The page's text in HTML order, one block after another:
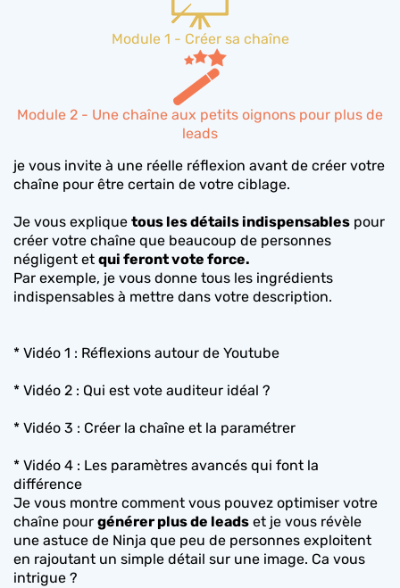
Module 1 - Créer sa chaîne
Module 2 - Une chaîne aux petits oignons pour plus de
leads
je vous invite à une réelle réflexion avant de créer votre
chaîne pour être certain de votre ciblage.
Je vous explique tous les détails indispensables pour
créer votre chaîne que beaucoup de personnes
négligent et qui feront vote force.
Par exemple, je vous donne tous les ingrédients
indispensables à mettre dans votre description.
* Vidéo 1 : Réflexions autour de Youtube
* Vidéo 2 : Qui est vote auditeur idéal ?
* Vidéo 3 : Créer la chaîne et la paramétrer
* Vidéo 4 : Les paramètres avancés qui font la
différence
Je vous montre comment vous pouvez optimiser votre
chaîne pour générer plus de leads et je vous révèle
une astuce de Ninja que peu de personnes exploitent
en rajoutant un simple détail sur une image. Ca vous
intrigue ?